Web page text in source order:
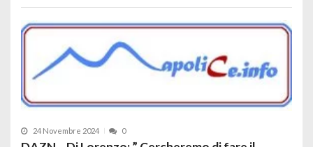
24 Novembre 2024 0